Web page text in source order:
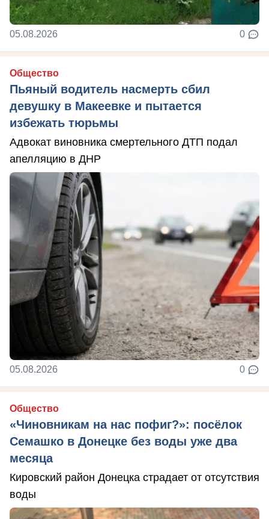
05.08.2026 0
Общество
Пьяный водитель насмерть сбил
девушку в Макеевке и пытается
избежать тюрьмы
Адвокат виновника смертельного ДТП подал
апелляцию в ДНР
05.08.2026 0
Общество
«Чиновникам на нас пофиг?»: посёлок
Семашко в Донецке без воды уже два
месяца
Кировский район Донецка страдает от отсутствия
воды